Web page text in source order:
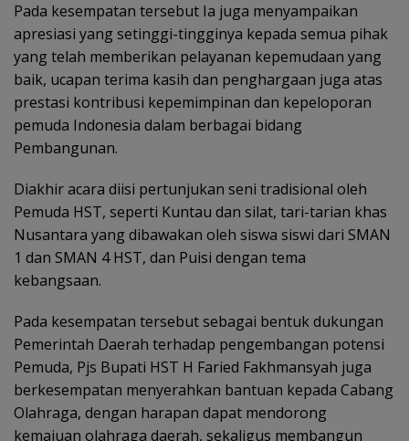
Pada kesempatan tersebut Ia juga menyampaikan
apresiasi yang setinggi-tingginya kepada semua pihak
yang telah memberikan pelayanan kepemudaan yang
baik, ucapan terima kasih dan penghargaan juga atas
prestasi kontribusi kepemimpinan dan kepeloporan
pemuda Indonesia dalam berbagai bidang
Pembangunan.
Diakhir acara diisi pertunjukan seni tradisional oleh
Pemuda HST, seperti Kuntau dan silat, tari-tarian khas
Nusantara yang dibawakan oleh siswa siswi dari SMAN
1 dan SMAN 4 HST, dan Puisi dengan tema
kebangsaan.
Pada kesempatan tersebut sebagai bentuk dukungan
Pemerintah Daerah terhadap pengembangan potensi
Pemuda, Pjs Bupati HST H Faried Fakhmansyah juga
berkesempatan menyerahkan bantuan kepada Cabang
Olahraga, dengan harapan dapat mendorong
kemajuan olahraga daerah, sekaligus membangun